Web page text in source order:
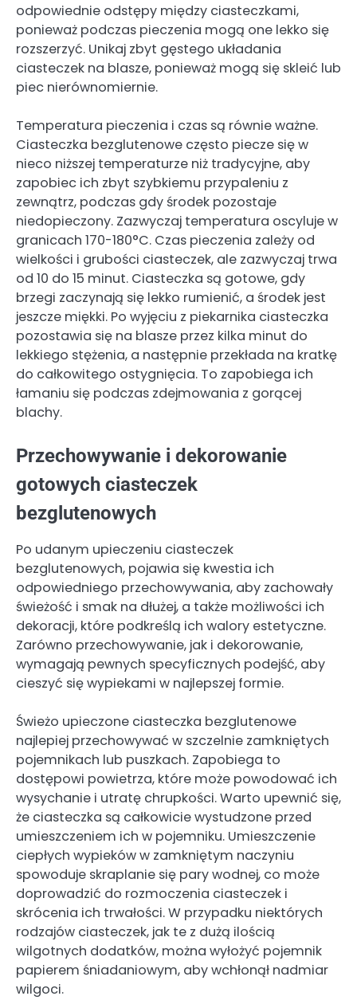
odpowiednie odstępy między ciasteczkami,
ponieważ podczas pieczenia mogą one lekko się
rozszerzyć. Unikaj zbyt gęstego układania
ciasteczek na blasze, ponieważ mogą się skleić lub
piec nierównomiernie.
Temperatura pieczenia i czas są równie ważne.
Ciasteczka bezglutenowe często piecze się w
nieco niższej temperaturze niż tradycyjne, aby
zapobiec ich zbyt szybkiemu przypaleniu z
zewnątrz, podczas gdy środek pozostaje
niedopieczony. Zazwyczaj temperatura oscyluje w
granicach 170-180°C. Czas pieczenia zależy od
wielkości i grubości ciasteczek, ale zazwyczaj trwa
od 10 do 15 minut. Ciasteczka są gotowe, gdy
brzegi zaczynają się lekko rumienić, a środek jest
jeszcze miękki. Po wyjęciu z piekarnika ciasteczka
pozostawia się na blasze przez kilka minut do
lekkiego stężenia, a następnie przekłada na kratkę
do całkowitego ostygnięcia. To zapobiega ich
łamaniu się podczas zdejmowania z gorącej
blachy.
Przechowywanie i dekorowanie
gotowych ciasteczek
bezglutenowych
Po udanym upieczeniu ciasteczek
bezglutenowych, pojawia się kwestia ich
odpowiedniego przechowywania, aby zachowały
świeżość i smak na dłużej, a także możliwości ich
dekoracji, które podkreślą ich walory estetyczne.
Zarówno przechowywanie, jak i dekorowanie,
wymagają pewnych specyficznych podejść, aby
cieszyć się wypiekami w najlepszej formie.
Świeżo upieczone ciasteczka bezglutenowe
najlepiej przechowywać w szczelnie zamkniętych
pojemnikach lub puszkach. Zapobiega to
dostępowi powietrza, które może powodować ich
wysychanie i utratę chrupkości. Warto upewnić się,
że ciasteczka są całkowicie wystudzone przed
umieszczeniem ich w pojemniku. Umieszczenie
ciepłych wypieków w zamkniętym naczyniu
spowoduje skraplanie się pary wodnej, co może
doprowadzić do rozmoczenia ciasteczek i
skrócenia ich trwałości. W przypadku niektórych
rodzajów ciasteczek, jak te z dużą ilością
wilgotnych dodatków, można wyłożyć pojemnik
papierem śniadaniowym, aby wchłonął nadmiar
wilgoci.